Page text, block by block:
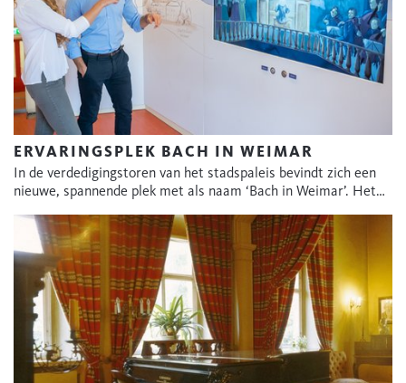
ERVARINGSPLEK BACH IN WEIMAR
In de verdedigingstoren van het stadspaleis bevindt zich een
nieuwe, spannende plek met als naam ‘Bach in Weimar’. Het…